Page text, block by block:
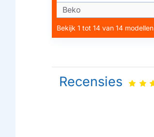
Beko
Bekijk 1 tot 14 van 14 modellen
Recensies